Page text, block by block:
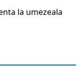
la umezeala